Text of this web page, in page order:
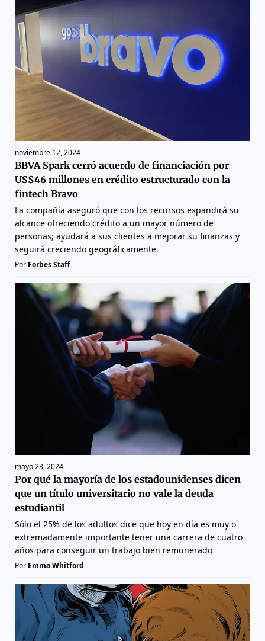
noviembre 12, 2024
BBVA Spark cerró acuerdo de financiación por
US$46 millones en crédito estructurado con la
fintech Bravo
La compañía aseguró que con los recursos expandirá su
alcance ofreciendo crédito a un mayor número de
personas; ayudará a sus clientes a mejorar su finanzas y
seguirá creciendo geográficamente.
Por Forbes Staff
mayo 23, 2024
Por qué la mayoría de los estadounidenses dicen
que un título universitario no vale la deuda
estudiantil
Sólo el 25% de los adultos dice que hoy en día es muy o
extremadamente importante tener una carrera de cuatro
años para conseguir un trabajo bien remunerado
Por Emma Whitford